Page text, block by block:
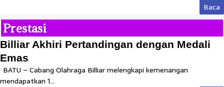
Baca
Prestasi
Billiar Akhiri Pertandingan dengan Medali
Emas
BATU – Cabang Olahraga Billiar melengkapi kemenangan
mendapatkan 1...